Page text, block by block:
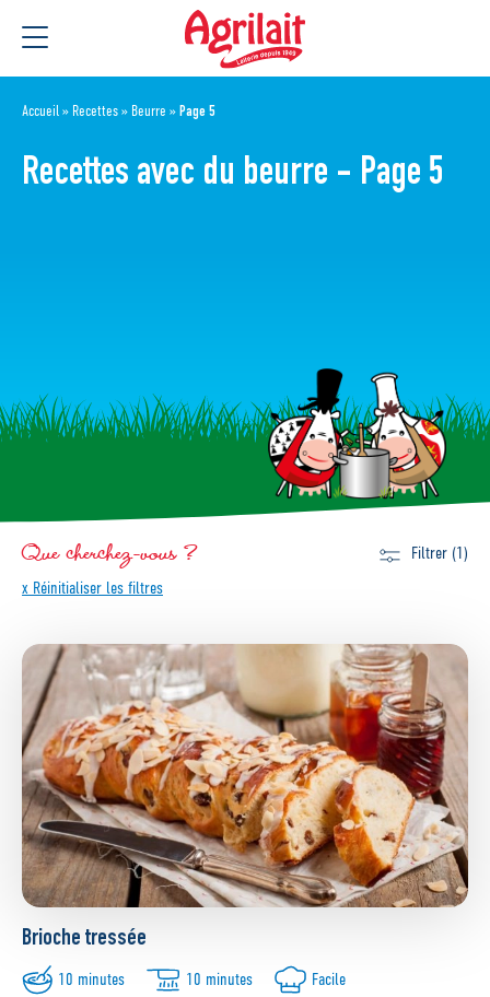
au
contenu
Accueil » Recettes» Beurre »Page 5
Recettes avec du beurre - Page 5
Que cherchez-vous ?
Filtrer (1)
x Réinitialiser les filtres
Brioche tressée
10 minutes 10 minutes Facile